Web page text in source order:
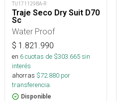
TU171129BA-R
Traje Seco Dry Suit D70
Sc
Water Proof
$ 1.821.990
en 6cuotas de $303.665sin
interés
ahorras $72.880 por
transferencia.
Disponible